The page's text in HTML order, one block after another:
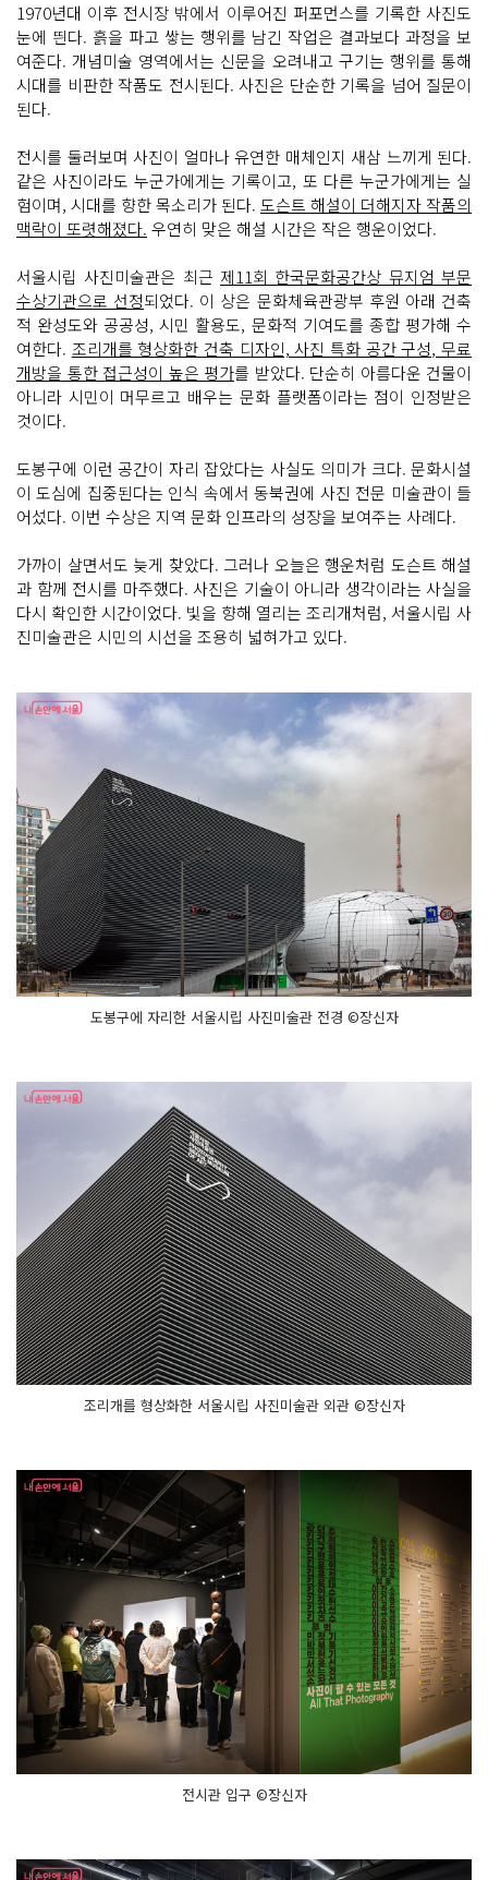
1970년대 이후 전시장 밖에서 이루어진 퍼포먼스를 기록한 사진도
눈에 띈다. 흙을 파고 쌓는 행위를 남긴 작업은 결과보다 과정을 보
여준다. 개념미술 영역에서는 신문을 오려내고 구기는 행위를 통해
시대를 비판한 작품도 전시된다. 사진은 단순한 기록을 넘어 질문이
된다.
전시를 둘러보며 사진이 얼마나 유연한 매체인지 새삼 느끼게 된다.
같은 사진이라도 누군가에게는 기록이고, 또 다른 누군가에게는 실
험이며, 시대를 향한 목소리가 된다. 도슨트 해설이 더해지자 작품의
맥락이 또렷해졌다. 우연히 맞은 해설 시간은 작은 행운이었다.
서울시립 사진미술관은 최근 제11회 한국문화공간상 뮤지엄 부문
수상기관으로 선정되었다. 이 상은 문화체육관광부 후원 아래 건축
적 완성도와 공공성, 시민 활용도, 문화적 기여도를 종합 평가해 수
여한다. 조리개를 형상화한 건축 디자인, 사진 특화 공간 구성, 무료
개방을 통한 접근성이 높은 평가를 받았다. 단순히 아름다운 건물이
아니라 시민이 머무르고 배우는 문화 플랫폼이라는 점이 인정받은
것이다.
도봉구에 이런 공간이 자리 잡았다는 사실도 의미가 크다. 문화시설
이 도심에 집중된다는 인식 속에서 동북권에 사진 전문 미술관이 들
어섰다. 이번 수상은 지역 문화 인프라의 성장을 보여주는 사례다.
가까이 살면서도 늦게 찾았다. 그러나 오늘은 행운처럼 도슨트 해설
과 함께 전시를 마주했다. 사진은 기술이 아니라 생각이라는 사실을
다시 확인한 시간이었다. 빛을 향해 열리는 조리개처럼, 서울시립 사
진미술관은 시민의 시선을 조용히 넓혀가고 있다.
도봉구에 자리한 서울시립 사진미술관 전경 ©장신자
조리개를 형상화한 서울시립 사진미술관 외관 ©장신자
전시관 입구 ©장신자